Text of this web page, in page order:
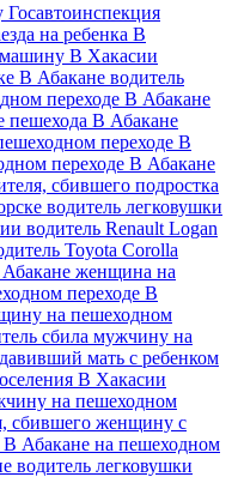
Госавтоинспекция
на ребенка В
В Хакасии
В Абакане водитель
переходе В Абакане
пешехода В Абакане
переходе В
переходе В Абакане
сбившего подростка
водитель легковушки
водитель Renault Logan
Toyota Corolla
женщина на
переходе В
на пешеходном
сбила мужчину на
мать с ребенком
В Хакасии
на пешеходном
сбившего женщину с
В Абакане на пешеходном
водитель легковушки